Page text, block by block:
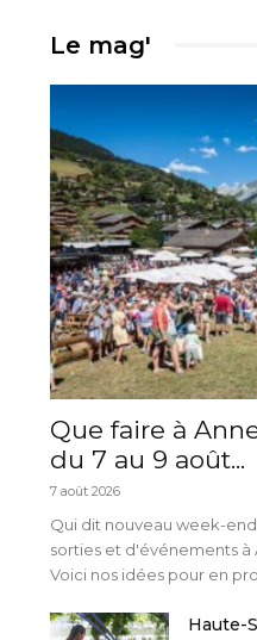
Le mag'
Que faire à
du 7 au 9 août...
7 août 2026
Qui dit nouveau week-
sorties et d'événements à
Voici nos idées pour en
Haute-